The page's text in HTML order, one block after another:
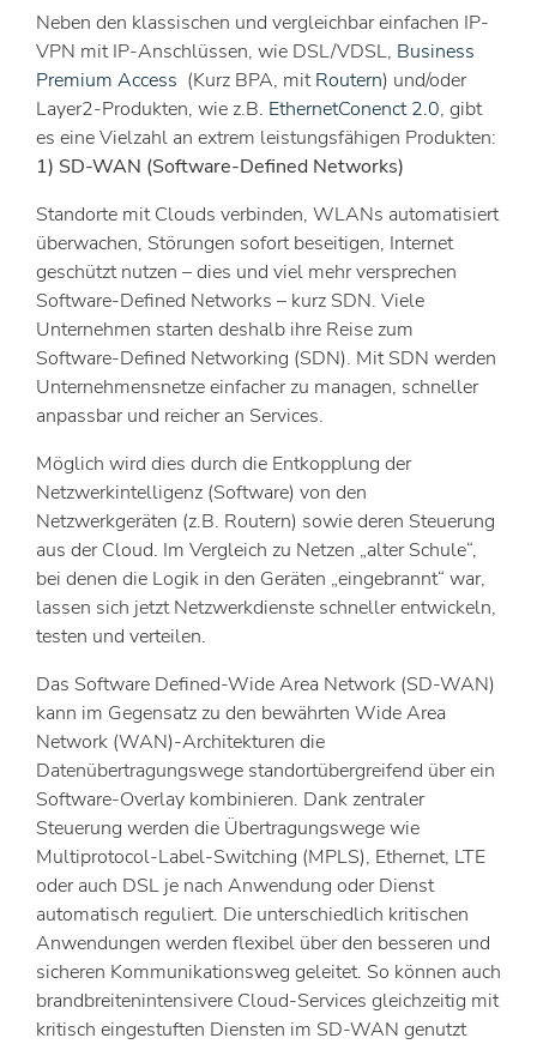
Neben den klassischen und vergleichbar einfachen IP-
VPN mit IP-Anschlüssen, wie DSL/VDSL, Business
Premium Access (Kurz BPA, mitRoutern) und/oder
Layer2-Produkten, wie z.B. EthernetConenct 2.0, gibt
es eine Vielzahl an extrem leistungsfähigen Produkten:
1) SD-WAN (Software-Defined Networks)
Standorte mit Clouds verbinden, WLANs automatisiert
überwachen, Störungen sofort beseitigen, Internet
geschützt nutzen – dies und viel mehr versprechen
Software-Defined Networks – kurz SDN. Viele
Unternehmen starten deshalb ihre Reise zum
Software-Defined Networking (SDN). Mit SDN werden
Unternehmensnetze einfacher zu managen, schneller
anpassbar und reicher an Services.
Möglich wird dies durch die Entkopplung der
Netzwerkintelligenz (Software) von den
Netzwerkgeräten (z.B. Routern) sowie deren Steuerung
aus der Cloud. Im Vergleich zu Netzen „alter Schule“,
bei denen die Logik in den Geräten „eingebrannt“ war,
lassen sich jetzt Netzwerkdienste schneller entwickeln,
testen und verteilen.
Das Software Defined-Wide Area Network (SD-WAN)
kann im Gegensatz zu den bewährten Wide Area
Network (WAN)-Architekturen die
Datenübertragungswege standortübergreifend über ein
Software-Overlay kombinieren. Dank zentraler
Steuerung werden die Übertragungswege wie
Multiprotocol-Label-Switching (MPLS), Ethernet, LTE
oder auch DSL je nach Anwendung oder Dienst
automatisch reguliert. Die unterschiedlich kritischen
Anwendungen werden flexibel über den besseren und
sicheren Kommunikationsweg geleitet. So können auch
brandbreitenintensivere Cloud-Services gleichzeitig mit
kritisch eingestuften Diensten im SD-WAN genutzt